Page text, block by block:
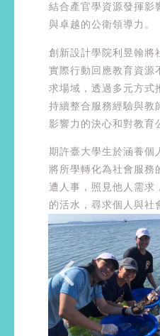
結合產官學資源發揮影
與卓越的公衛領導力。
創新設計學院利昱翰將
實際行動回應教育資源
求場域，透過多元方式
持續整合服務經驗與教
影響力的決心和對教育
期許臺大學生於涵養個
將所學轉化為社會服務
遭人事，照見他人需求
的活水，尋求個人與社